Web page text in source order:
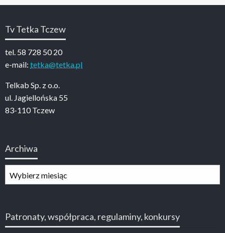
Tv Tetka Tczew
tel. 58 728 50 20
e-mail: tetka@tetka.pl
Telkab Sp. z o.o.
ul. Jagiellońska 55
83-110 Tczew
Archiwa
Patronaty, współpraca, regulaminy, konkursy